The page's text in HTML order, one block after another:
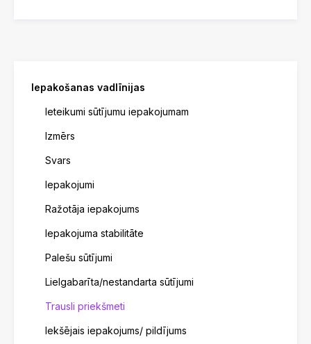
Iepakošanas vadlīnijas
Ieteikumi sūtījumu iepakojumam
Izmērs
Svars
Iepakojumi
Ražotāja iepakojums
Iepakojuma stabilitāte
Palešu sūtījumi
Lielgabarīta/nestandarta sūtījumi
Trausli priekšmeti
Iekšējais iepakojums/ pildījums